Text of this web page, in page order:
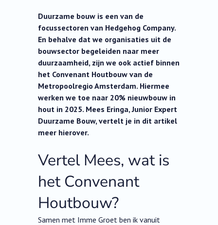
Duurzame bouw is een van de
focussectoren van Hedgehog Company.
En behalve dat we organisaties uit de
bouwsector begeleiden naar meer
duurzaamheid, zijn we ook actief binnen
het Convenant Houtbouw van de
Metropoolregio Amsterdam. Hiermee
werken we toe naar 20% nieuwbouw in
hout in 2025. Mees Eringa, Junior Expert
Duurzame Bouw, vertelt je in dit artikel
meer hierover.
Vertel Mees, wat is
het Convenant
Houtbouw?
Samen met Imme Groet ben ik vanuit